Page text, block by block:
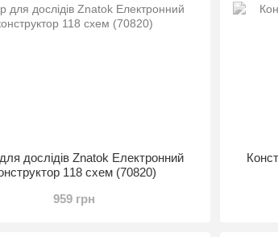
дослідів Znatok Електронний
118 схем (70820)
959 грн